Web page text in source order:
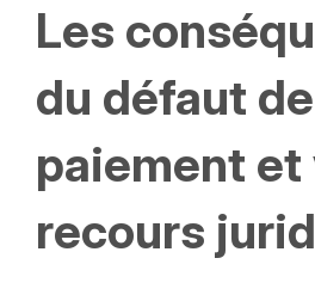
Les
du défaut de
paiement et
recours